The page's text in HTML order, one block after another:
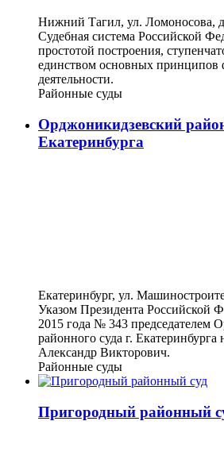
Нижний Тагил, ул. Ломоносова,
Судебная система Российской
простотой построения,
единством основных принципов
деятельности.
Районные суды
Орджоникидзевский
Екатеринбурга
Екатеринбург, ул.
Указом Президента Российской
2015 года № 343 председателем
районного суда г.
Александр Викторович.
Районные суды
Пригородный районный